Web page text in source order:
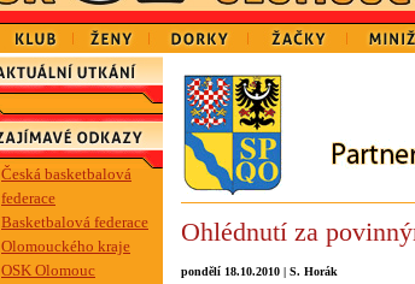
Česká basketbalová
federace
Basketbalová federace
Olomouckého kraje
OSK Olomouc
Ohlédnutí za
pondělí 18.10.2010 | S. Horák